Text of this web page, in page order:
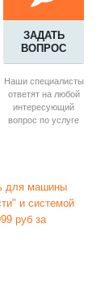
ЗАДАТЬ
ВОПРОС
Наши специалисты
ответят на любой
интересующий
вопрос по услуге
для машины
и системой
руб за